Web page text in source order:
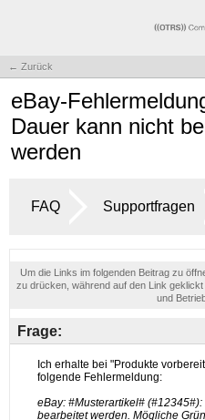
← Zurück
eBay-
Dauer kann nicht
werden
FAQ Supportfragen
Um die Links im folgenden Beitrag zu
zu drücken, während auf den Link
und
Frage: